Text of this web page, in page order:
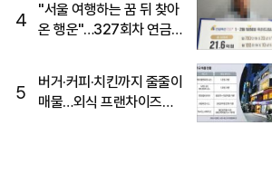
4
"서울 여행하는 꿈 뒤 찾아
온 행운"…327회차 연금
5
버거·커피·치킨까지 줄줄이
매물…외식 프랜차이즈